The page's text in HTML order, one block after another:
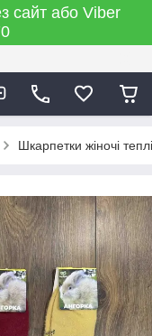
сайт або Viber
Шкарпетки жіночі теплі